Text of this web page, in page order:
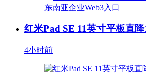
红米Pad SE 11英寸平板直
4小时前